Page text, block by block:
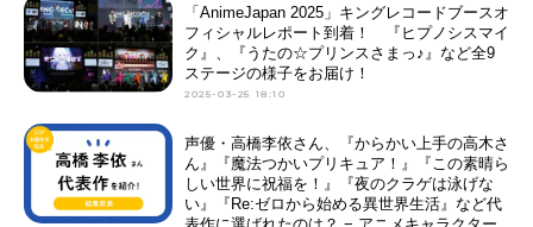
「AnimeJapan 2025」キングレコードブースオ
フィシャルレポート到着！ 『ヒプノシスマイ
ク』、『うたの☆プリンスさまっ♪』など全9
ステージの様子をお届け！
2025-03-25 18:10
声優・高橋李依さん、『からかい上手の高木さ
ん』『魔法つかいプリキュア！』『この素晴ら
しい世界に祝福を！』『夜のクラゲは泳げな
い』『Re:ゼロから始める異世界生活』など代